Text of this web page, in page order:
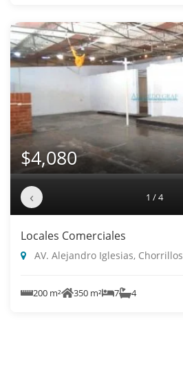
$4,080
‹ 1 / 4
Locales Comerciales
AV. Alejandro Iglesias, Chorrillos
200 m² 350 m² 7 4